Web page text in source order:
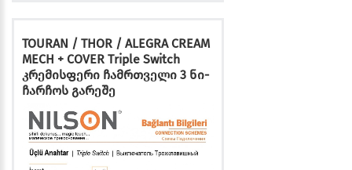
TOURAN / THOR / ALEGRA CREAM
MECH + COVER Triple Switch
კრემისფერი ჩამრთველი 3 ნი-
ჩარჩოს გარეშე